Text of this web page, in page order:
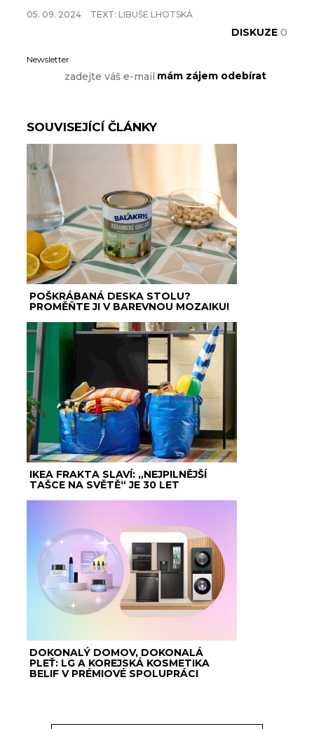
05. 09. 2024 TEXT: LIBUŠE LHOTSKÁ
DISKUZE 0
Newsletter
SOUVISEJÍCÍ ČLÁNKY
POŠKRÁBANÁ DESKA STOLU?
PROMĚŇTE JI V BAREVNOU MOZAIKU!
IKEA FRAKTA SLAVÍ: „NEJPILNĚJŠÍ
TAŠCE NA SVĚTĚ“ JE 30 LET
DOKONALÝ DOMOV, DOKONALÁ
PLEŤ: LG A KOREJSKÁ KOSMETIKA
BELIF V PRÉMIOVÉ SPOLUPRÁCI